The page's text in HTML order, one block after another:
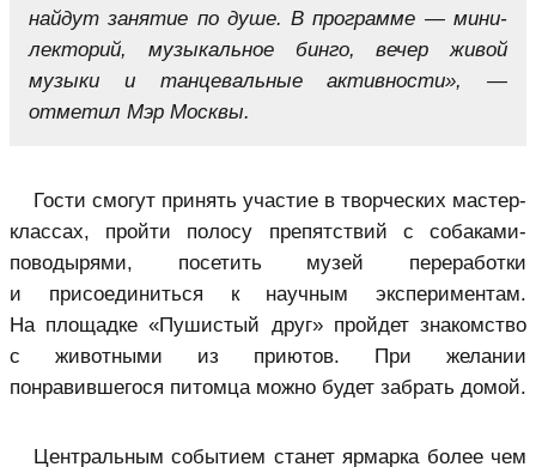
найдут занятие по душе. В программе — мини-
лекторий, музыкальное бинго, вечер живой
музыки и танцевальные активности», —
отметил Мэр Москвы.
Гости смогут принять участие в творческих мастер-
классах, пройти полосу препятствий с собаками-
поводырями, посетить музей переработки
и присоединиться к научным экспериментам.
На площадке «Пушистый друг» пройдет знакомство
с животными из приютов. При желании
понравившегося питомца можно будет забрать домой.
Центральным событием станет ярмарка более чем